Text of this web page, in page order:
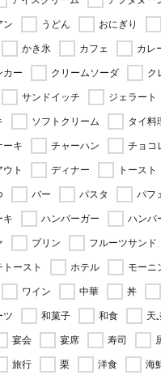
ン
うどん おにぎり
かき氷 カフェ カレ
カー
クリームソーダ ク
サンドイッチ ジェラート
ソフトクリーム
タイ料
ーキ
チャーハン
チョコ
ト
ディナー トースト
バー パスタ パフ
キ
ハンバーガー ハンバ
プリン フルーツサンド
ースト
ホテル モーニ
ワイン 中華 丼
ツ
和菓子 和食 天
宴会 宴席 寿司
旅行 栗 洋食 海